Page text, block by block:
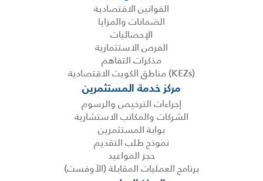
القوانين الاقتصادية
الضمانات والمزايا
الإحصائيات
الفرص الاستثمارية
مذكرات التفاهم
(KEZs) مناطق الكويت الاقتصادية
مركز خدمة المستثمرين
إجراءات الترخيص والرسوم
الشركات والمكاتب الاستشارية
بوابة المستثمرين
نموذج طلب التقديم
حجز المواعيد
برنامج العمليات المقابلة (الأوفست)